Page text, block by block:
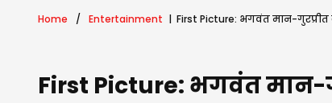
Home Entertainment First Picture: भगवंत मान-
First Picture: भगवंत मान-